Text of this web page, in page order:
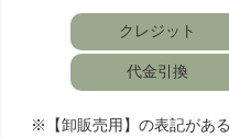
クレジット
代金引換
※【卸販売用】の表記があ